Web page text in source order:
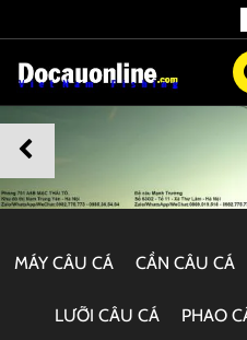
MÁY CÂU CÁ CẦN CÂU CÁ
LƯỠI CÂU CÁ PHAO